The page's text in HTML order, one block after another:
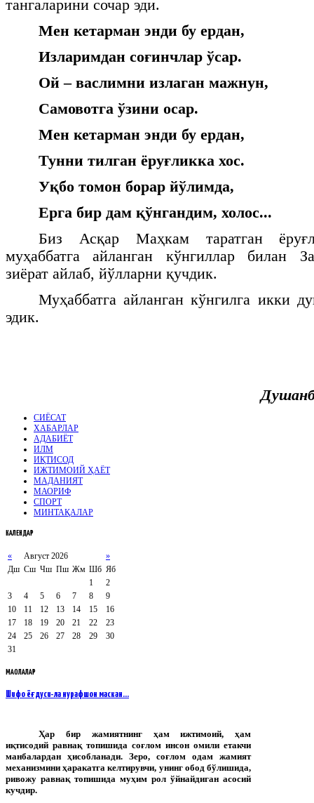
тангаларини сочар эди.
Мен кетарман энди бу ердан,
Изларимдан соғинчлар ўсар.
Ой – васлимни излаган мажнун,
Самовотга ўзини осар.
Мен кетарман энди бу ердан,
Тунни тилган ёруғликка хос.
Уқбо томон борар йўлимда,
Ерга бир дам қўнгандим, холос...
Биз Асқар Маҳкам таратган
муҳаббатга айланган кўнгиллар билан
зиёрат айлаб, йўлларни қучдик.
Муҳаббатга айланган кўнгилга икки
эдик.
СИЁСАТ
ХАБАРЛАР
АДАБИЁТ
ИЛМ
ИҚТИСОД
ИЖТИМОИЙ ҲАЁТ
МАДАНИЯТ
МАОРИФ
СПОРТ
МИНТАҚАЛАР
КАЛЕНДАР
« Август 2026
»
Дш Сш Чш Пш Жм Шб Яб
1
2
3
4 5 6 7 8
9
10
11 12 13 14 15
16
17
18 19 20 21 22
23
24
25 26 27 28 29
30
31
МАҚОЛАЛАР
Шифо ёғдуси-ла нурафшон маскан…
Ҳар бир жамиятнинг ҳам ижтимоий, ҳам
иқтисодий равнақ топишида соғлом инсон омили етакчи
манбалардан ҳисобланади. Зеро, соғлом одам жамият
механизмини ҳаракатга келтирувчи, унинг обод бўлишида,
ривожу равнақ топишида муҳим рол ўйнайдиган асосий
кучдир.